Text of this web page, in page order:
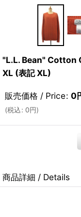
"L.L. Bean"
XL (表記 XL)
販売価格 / Price: 0
(税込: 0円)
商品詳細 / Details